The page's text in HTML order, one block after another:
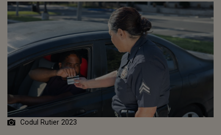
Codul Rutier 2023